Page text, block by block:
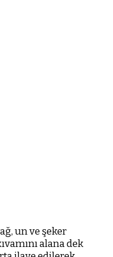
un ve şeker
alana dek